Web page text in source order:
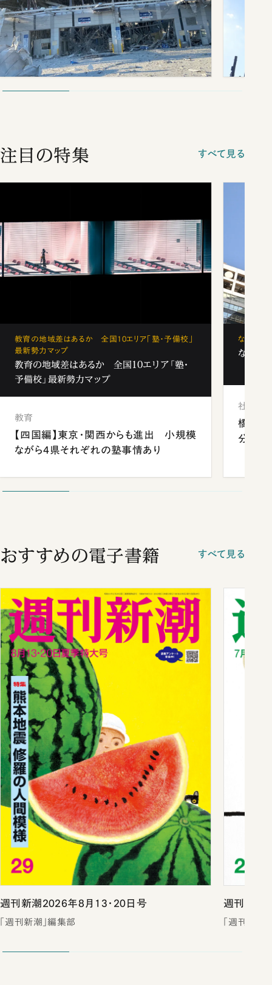
注目の特集 すべて見る
教育の地域差はあるか 全国10エリア「塾・予備校」
最新勢力マップ
教育の地域差はあるか 全国10エリア「塾・
予備校」最新勢力マップ
教育
【四国編】東京・関西からも進出 小規模
ながら4県それぞれの塾事情あり
なぜ「フ
なぜ「
社会
橋本愛
分 佐
おすすめの電子書籍 すべて見る
週刊新潮2026年8月13・20日号
「週刊新潮」編集部
週刊新潮
「週刊新潮